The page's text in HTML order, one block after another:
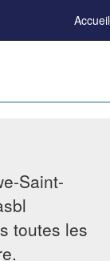
Accueil
Saint-
toutes les